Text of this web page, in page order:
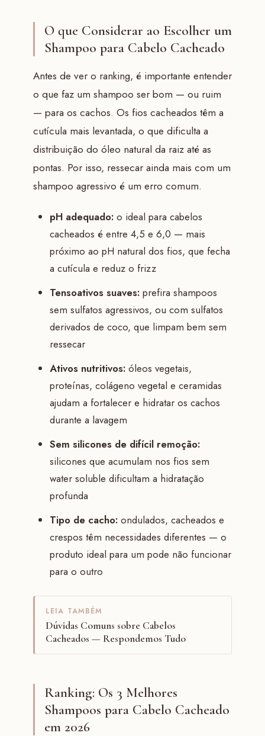
O que Considerar ao Escolher um
Shampoo para Cabelo Cacheado
Antes de ver o ranking, é importante entender
o que faz um shampoo ser bom — ou ruim
— para os cachos. Os fios cacheados têm a
cutícula mais levantada, o que dificulta a
distribuição do óleo natural da raiz até as
pontas. Por isso, ressecar ainda mais com um
shampoo agressivo é um erro comum.
pH adequado:o ideal para cabelos
cacheados é entre 4,5 e 6,0 — mais
próximo ao pH natural dos fios, que fecha
a cutícula e reduz o frizz
Tensoativos suaves:prefira shampoos
sem sulfatos agressivos, ou com sulfatos
derivados de coco, que limpam bem sem
ressecar
Ativos nutritivos:óleos vegetais,
proteínas, colágeno vegetal e ceramidas
ajudam a fortalecer e hidratar os cachos
durante a lavagem
Sem silicones de difícil remoção:
silicones que acumulam nos fios sem
water soluble dificultam a hidratação
profunda
Tipo de cacho:ondulados, cacheados e
crespos têm necessidades diferentes — o
produto ideal para um pode não funcionar
para o outro
LEIA TAMBÉM
Dúvidas Comuns sobre Cabelos
Cacheados — Respondemos Tudo
Ranking: Os 3 Melhores
Shampoos para Cabelo Cacheado
em 2026